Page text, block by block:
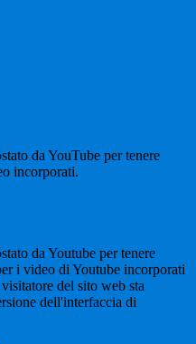
da YouTube per tenere
incorporati.
da Youtube per tenere
i video di Youtube incorporati
del sito web sta
dell'interfaccia di